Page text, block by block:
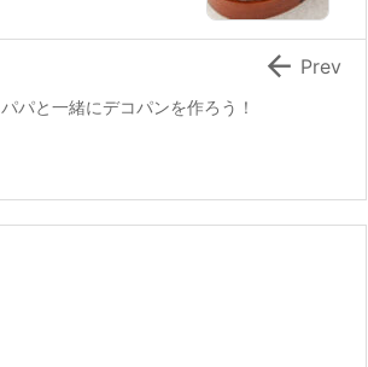
パパと一緒にデコパンを作ろう！
 Prev